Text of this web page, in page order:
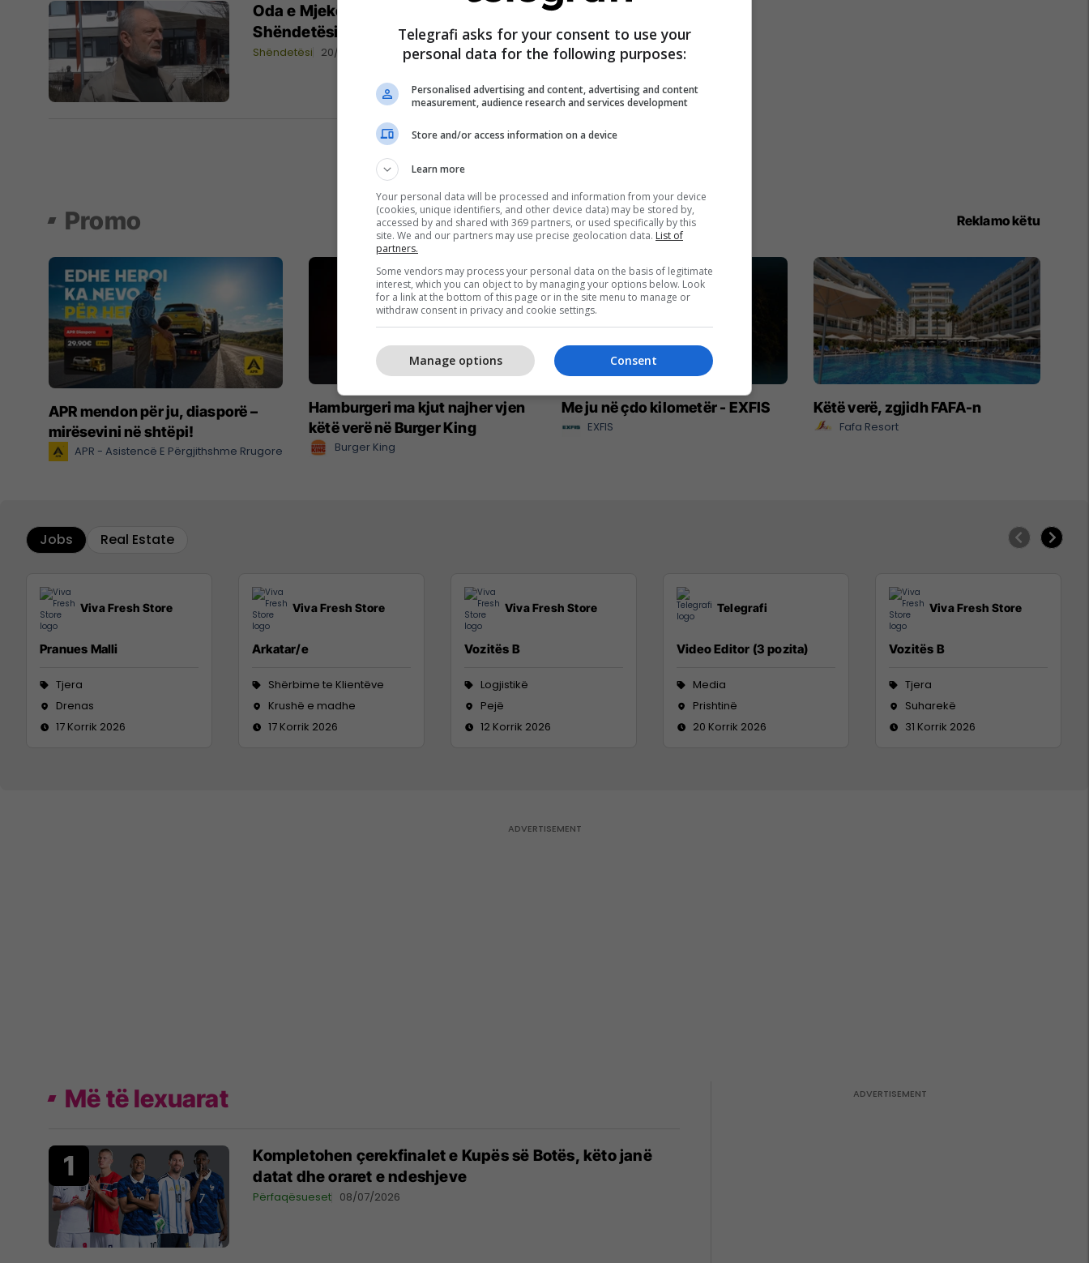
Oda e Mjekëve po përgatit padi ndaj Ministrisë së
Shëndetësisë
Shëndetësi 20/04/2021
Promo Reklamo këtu
APR mendon për ju, diasporë –
mirësevini në shtëpi!
APR - Asistencë E Përgjithshme Rrugore
Hamburgeri ma kjut najher vjen
këtë verë në Burger King
Burger King
Me ju në çdo kilometër - EXFIS
EXFIS
Këtë verë, zgjidh FAFA-n
Fafa Resort
Jobs Real Estate
Viva Fresh Store
Pranues Malli
Tjera
Drenas
17 Korrik 2026
Viva Fresh Store
Arkatar/e
Shërbime te Klientëve
Krushë e madhe
17 Korrik 2026
Viva Fresh Store
Vozitës B
Logjistikë
Pejë
12 Korrik 2026
Telegrafi
Video Editor (3 pozita)
Media
Prishtinë
20 Korrik 2026
Viva Fresh Store
Vozitës B
Tjera
Suharekë
31 Korrik 2026
Më të lexuarat
Kompletohen çerekfinalet e Kupës së Botës, këto janë
datat dhe oraret e ndeshjeve
Përfaqësueset 08/07/2026
Telegrafi asks for your consent to use your
personal data for the following purposes:
Personalised advertising and content, advertising and content
measurement, audience research and services development
Store and/or access information on a device
Learn more
Your personal data will be processed and information from your device
(cookies, unique identifiers, and other device data) may be stored by,
accessed by and shared with 369 partners, or used specifically by this
site. We and our partners may use precise geolocation data. List of
partners.
Some vendors may process your personal data on the basis of legitimate
interest, which you can object to by managing your options below. Look
for a link at the bottom of this page or in the site menu to manage or
withdraw consent in privacy and cookie settings.
Consent
Manage options